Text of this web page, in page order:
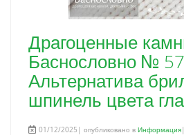
Драгоценные
Баснословно №
Альтернатива
шпинель цвета
01/12/2025| опубликовано в Информация|